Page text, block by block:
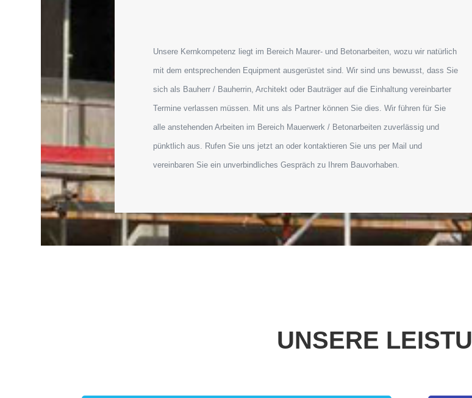
Unsere Kernkompetenz liegt im Bereich Maurer- und Betonarbeiten, wozu wir natürlich
mit dem entsprechenden Equipment ausgerüstet sind. Wir sind uns bewusst, dass Sie
sich als Bauherr / Bauherrin, Architekt oder Bauträger auf die Einhaltung vereinbarter
Termine verlassen müssen. Mit uns als Partner können Sie dies. Wir führen für Sie
alle anstehenden Arbeiten im Bereich Mauerwerk / Betonarbeiten zuverlässig und
pünktlich aus. Rufen Sie uns jetzt an oder kontaktieren Sie uns per Mail und
vereinbaren Sie ein unverbindliches Gespräch zu Ihrem Bauvorhaben.
UNSERE